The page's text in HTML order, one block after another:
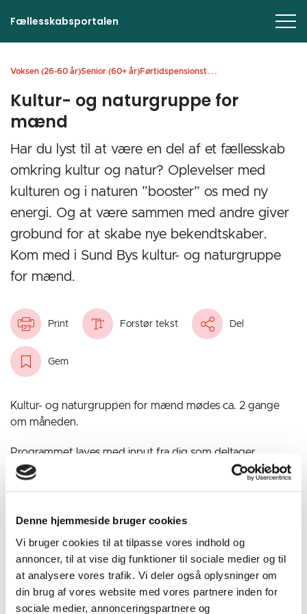
Denne hjemmeside bruger cookies
Vi bruger cookies til at tilpasse vores indhold og
annoncer, til at vise dig funktioner til sociale medier og til
at analysere vores trafik. Vi deler også oplysninger om
din brug af vores website med vores partnere inden for
sociale medier, annonceringspartnere og
Fællesskabsportalen
Voksen (26-60 år)Senior (60+ år)Førtidspensionst ...
Kultur- og naturgruppe for
mænd
Har du lyst til at være en del af et fællesskab
omkring kultur og natur? Oplevelser med
kulturen og i naturen ”booster” os med ny
energi. Og at være sammen med andre giver
grobund for at skabe nye bekendtskaber.
Kom med i Sund Bys kultur- og naturgruppe
for mænd.
Print Forstør tekst Del
Gem
Kultur- og naturgruppen for mænd mødes ca. 2 gange
om måneden.
Programmet laves med input fra dig som deltager.
Kulturoplevelserne kan f.eks. være koncerter, besøg på
Den Genfundne Bro, udforske naturen omkring fjorden,
et niveau, hvor alle kan være med. Vi vil også spise
sammen indimellem som en fælles aktivitet, f.eks. ved bål.
Sund Bys kultur- og naturfrivillige er tovholdere for